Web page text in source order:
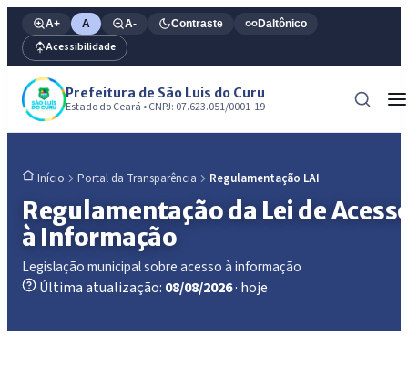
A+ A A- Contraste Daltônico
Acessibilidade
Prefeitura de São Luis do Curu
Estado do Ceará • CNPJ: 07.623.051/0001-19
Início Portal da Transparência Regulamentação LAI
Regulamentação da Lei de
à Informação
Legislação municipal sobre acesso à informação
Última atualização: 08/08/2026· hoje